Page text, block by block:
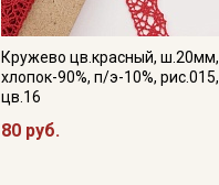
Кружево цв.красный, ш.20мм,
хлопок-90%, п/э-10%, рис.015,
цв.16
80 руб.